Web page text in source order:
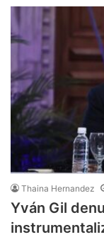
Thaina Hernandez
Yván Gil